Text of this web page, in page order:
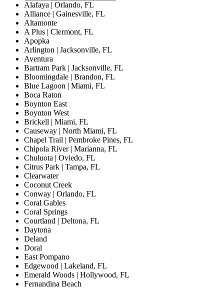
Alafaya | Orlando, FL
Alliance | Gainesville, FL
Altamonte
A Plus | Clermont, FL
Apopka
Arlington | Jacksonville, FL
Aventura
Bartram Park | Jacksonville, FL
Bloomingdale | Brandon, FL
Blue Lagoon | Miami, FL
Boca Raton
Boynton East
Boynton West
Brickell | Miami, FL
Causeway | North Miami, FL
Chapel Trail | Pembroke Pines, FL
Chipola River | Marianna, FL
Chuluota | Oviedo, FL
Citrus Park | Tampa, FL
Clearwater
Coconut Creek
Conway | Orlando, FL
Coral Gables
Coral Springs
Courtland | Deltona, FL
Daytona
Deland
Doral
East Pompano
Edgewood | Lakeland, FL
Emerald Woods | Hollywood, FL
Fernandina Beach